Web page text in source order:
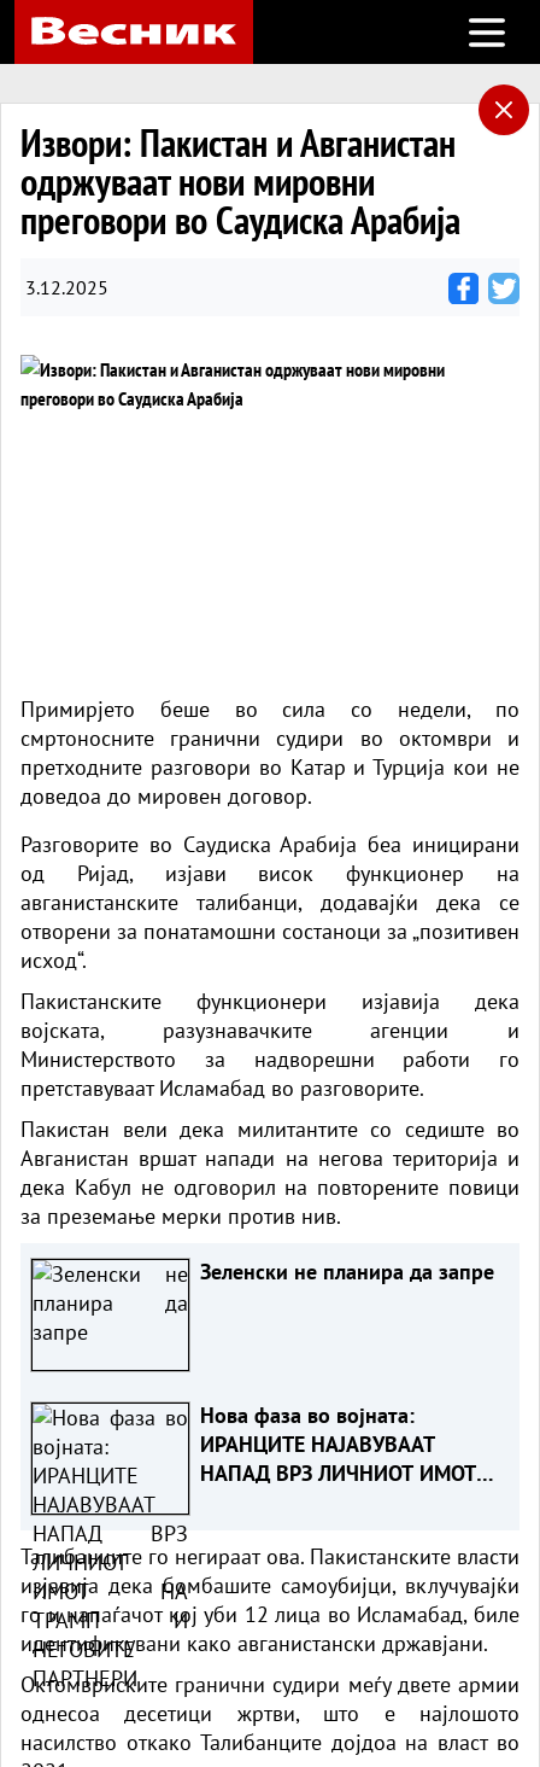
Open
Извори: Пакистан и Авганистан
одржуваат нови мировни
преговори во Саудиска Арабија
3.12.2025
Примирјето беше во сила со недели, по
смртоносните гранични судири во октомври и
претходните разговори во Катар и Турција кои не
доведоа до мировен договор.
Разговорите во Саудиска Арабија беа иницирани
од Ријад, изјави висок функционер на
авганистанските талибанци, додавајќи дека се
отворени за понатамошни состаноци за „позитивен
исход“.
Пакистанските функционери изјавија дека
војската, разузнавачките агенции и
Министерството за надворешни работи го
претставуваат Исламабад во разговорите.
Пакистан вели дека милитантите со седиште во
Авганистан вршат напади на негова територија и
дека Кабул не одговорил на повторените повици
за преземање мерки против нив.
Зеленски не планира да запре
Нова фаза во војната:
ИРАНЦИТЕ НАЈАВУВААТ
НАПАД ВРЗ ЛИЧНИОТ ИМОТ
Талибанците го негираат ова. Пакистанските власти
изјавија дека бомбашите самоубијци, вклучувајќи
го и напаѓачот кој уби 12 лица во Исламабад, биле
идентификувани како авганистански државјани.
Октомвриските гранични судири меѓу двете армии
однесоа десетици жртви, што е најлошото
насилство откако Талибанците дојдоа на власт во